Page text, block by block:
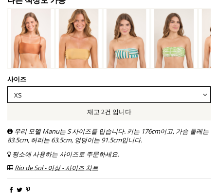
사이즈
재고 2건 입니다
우리 모델 Manu는 S 사이즈를 입습니다. 키는 176cm이고, 가슴 둘레는
83.5cm, 허리는 63.5cm, 엉덩이는 91.5cm입니다.
평소에 사용하는 사이즈로 주문하세요.
Rio de Sol - 여성 - 사이즈 차트